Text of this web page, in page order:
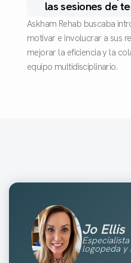
las sesiones de
Askham Rehab buscaba
motivar e involucrar a sus
mejorar la eficiencia y la
equipo multidisciplinario.
Jo Ellis
logopeda y